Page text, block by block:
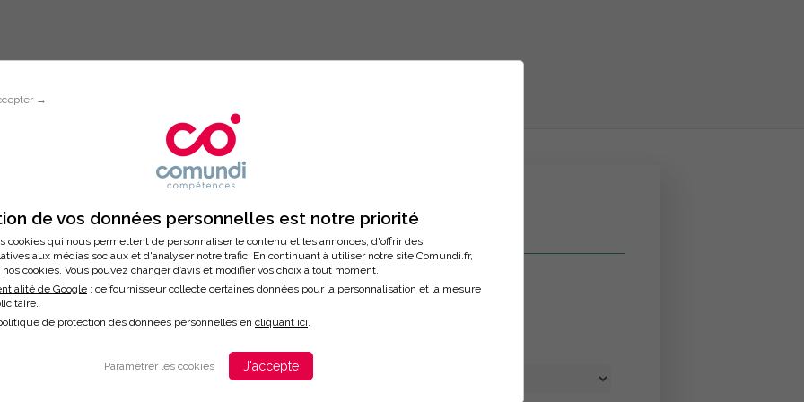
→
de vos données personnelles est notre priorité
cookies qui nous permettent de personnaliser le contenu et les annonces, d'offrir des
aux médias sociaux et d'analyser notre trafic. En continuant à utiliser notre site Comundi.fr,
cookies. Vous pouvez changer d’avis et modifier vos choix à tout moment.
de Google : ce fournisseur collecte certaines données pour la personnalisation et la mesure
de protection des données personnelles en cliquant ici.
Paramétrer les cookies J'accepte
Inscription à la formation
PARLER D'ARGENT